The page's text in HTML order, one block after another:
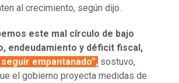
al crecimiento, según dijo.
este mal círculo de bajo
endeudamiento y déficit fiscal,
empantanado”, sostuvo,
el gobierno proyecta medidas de